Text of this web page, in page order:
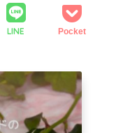
LINE Pocket